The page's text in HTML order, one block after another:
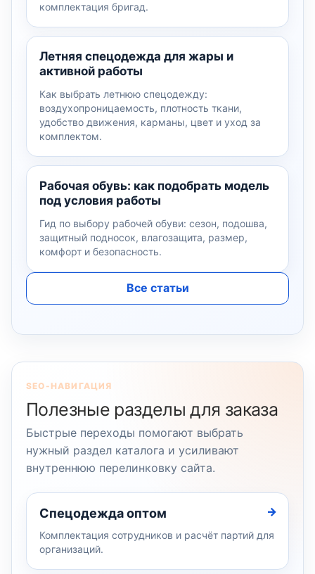
комплектация бригад.
Летняя спецодежда для жары и
активной работы
Как выбрать летнюю спецодежду:
воздухопроницаемость, плотность ткани,
удобство движения, карманы, цвет и уход за
комплектом.
Рабочая обувь: как подобрать модель
под условия работы
Гид по выбору рабочей обуви: сезон, подошва,
защитный подносок, влагозащита, размер,
комфорт и безопасность.
Все статьи
SEO-НАВИГАЦИЯ
Полезные разделы для заказа
Быстрые переходы помогают выбрать
нужный раздел каталога и усиливают
внутреннюю перелинковку сайта.
Спецодежда оптом
Комплектация сотрудников и расчёт партий для
организаций.